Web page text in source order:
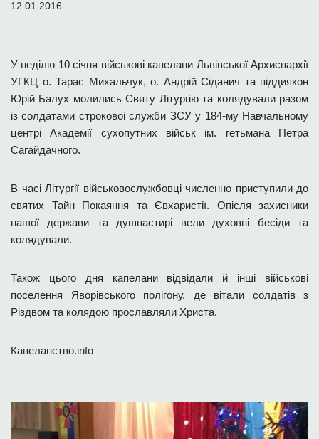
12.01.2016
У неділю 10 січня військові капелани Львівської Архиєпархії
УГКЦ о. Тарас Михальчук, о. Андрій Сіданич та піддиякон
Юрій Балух молились Святу Літургію та колядували разом
із солдатами строковоі служби ЗСУ у 184-му Навчальному
центрі Академії сухопутних військ ім. гетьмана Петра
Сагайдачного.
В часі Літургії військовослужбовці численно приступили до
святих Тайн Покаяння та Євхаристії. Опісля захисники
нашої держави та душпастирі вели духовні бесіди та
колядували.
Також цього дня капелани відвідали й інші військові
поселення Яворівського полігону, де вітали солдатів з
Різдвом та колядою прославляли Христа.
Капеланство.info